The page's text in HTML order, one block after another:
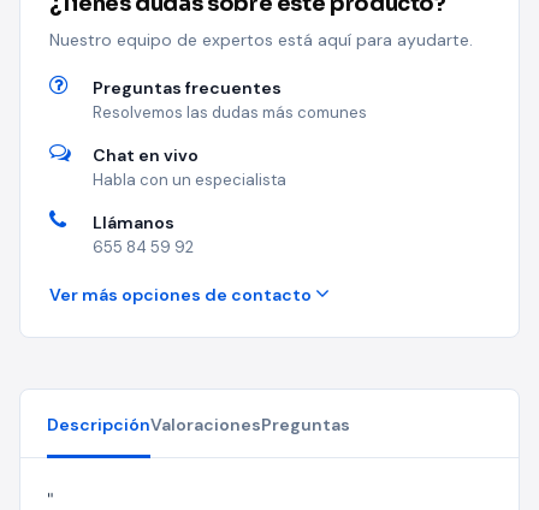
Nuestro equipo de expertos está aquí para ayudarte.
Preguntas frecuentes
Resolvemos las dudas más comunes
Chat en vivo
Habla con un especialista
Llámanos
655 84 59 92
Ver más opciones de contacto
DescripciónValoracionesPreguntas
"